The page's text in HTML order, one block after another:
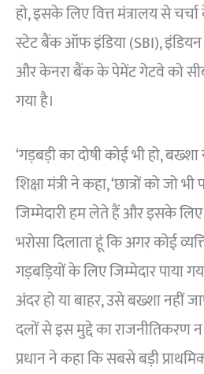
हो, इसके लिए वित्त मंत्रालय से
स्टेट बैंक ऑफ इंडिया (SBI),
और केनरा बैंक के पेमेंट गेटवे को
गया है।
‘गड़बड़ी का दोषी कोई भी हो, बख्शा
शिक्षा मंत्री ने कहा, ‘छात्रों को जो
जिम्मेदारी हम लेते हैं और इसके
भरोसा दिलाता हूं कि अगर कोई
गड़बड़ियों के लिए जिम्मेदार पाया
अंदर हो या बाहर, उसे बख्शा नहीं
दलों से इस मुद्दे का राजनीतिकरण
प्रधान ने कहा कि सबसे बड़ी